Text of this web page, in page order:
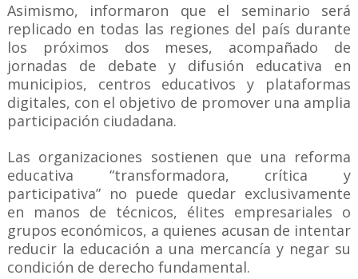
Asimismo, informaron que el seminario será
replicado en todas las regiones del país durante
los próximos dos meses, acompañado de
jornadas de debate y difusión educativa en
municipios, centros educativos y plataformas
digitales, con el objetivo de promover una amplia
participación ciudadana.
Las organizaciones sostienen que una reforma
educativa “transformadora, crítica y
participativa” no puede quedar exclusivamente
en manos de técnicos, élites empresariales o
grupos económicos, a quienes acusan de intentar
reducir la educación a una mercancía y negar su
condición de derecho fundamental.